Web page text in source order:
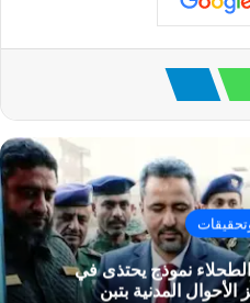
نموذج يحتذى في
المدنية بتبن